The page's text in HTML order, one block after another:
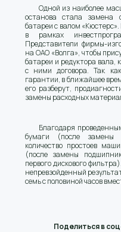
Одной из наиболее
останова стала замена
батареи с валом
в рамках
Представители фирмы-
на ОАО «Волга», чтобы
батареи и редуктора вала,
с ними договора. Так
гарантии, в ближайшее
его разберут,
замены расходных
Благодаря проведенным
бумаги (после замены
количество простоев
(после замены
первого дискового
непревзойденный
семь с половиной часов
Поделиться в